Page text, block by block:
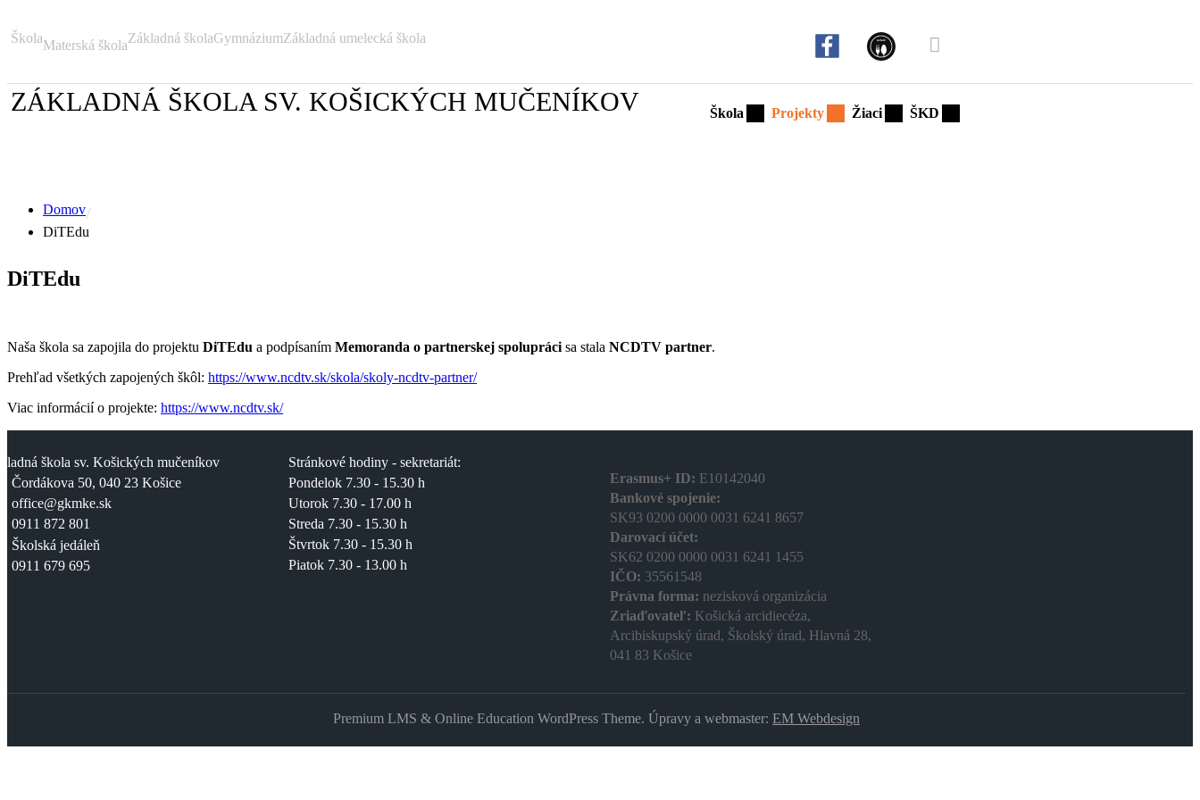
ŠkolaMaterská školaZákladná školaGymnáziumZákladná umelecká škola
ZÁKLADNÁ ŠKOLA SV. KOŠICKÝCH MUČENÍKOV Škola Projekty Žiaci ŠKD
Domov
DiTEdu
DiTEdu
Naša škola sa zapojila do projektu DiTEdu a podpísaním Memoranda o partnerskej spolupráci sa stala NCDTV partner.
Prehľad všetkých zapojených škôl: https://www.ncdtv.sk/skola/skoly-ncdtv-partner/
Viac informácií o projekte: https://www.ncdtv.sk/
škola sv. Košických mučeníkov
Čordákova 50, 040 23 Košice
office@gkmke.sk
0911 872 801
Školská jedáleň
0911 679 695
Stránkové hodiny - sekretariát:
Pondelok 7.30 - 15.30 h
Utorok 7.30 - 17.00 h
Streda 7.30 - 15.30 h
Štvrtok 7.30 - 15.30 h
Piatok 7.30 - 13.00 h
Erasmus+ ID: E10142040
Bankové spojenie:
SK93 0200 0000 0031 6241 8657
Darovací účet:
SK62 0200 0000 0031 6241 1455
IČO: 35561548
Právna forma: nezisková organizácia
Zriaďovateľ: Košická arcidiecéza,
Arcibiskupský úrad, Školský úrad, Hlavná 28,
041 83 Košice
Premium LMS & Online Education WordPress Theme. Úpravy a webmaster: EM Webdesign